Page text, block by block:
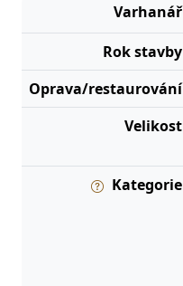
Varhanář
Rok stavby
Oprava/restaurování
Velikost
Kategorie